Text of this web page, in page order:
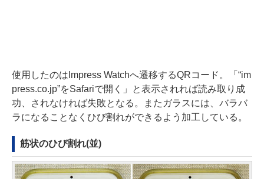
使用したのはImpress Watchへ遷移するQRコード。「“im
press.co.jp”をSafariで開く」と表示されれば読み取り成
功、されなければ失敗となる。またガラスには、バラバ
ラになることなくひび割れができるよう加工している。
筋状のひび割れ(並)